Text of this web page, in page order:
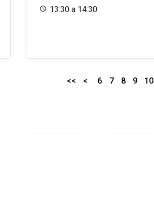
13:30 a 14:30
<< < 6 7 8 9 10